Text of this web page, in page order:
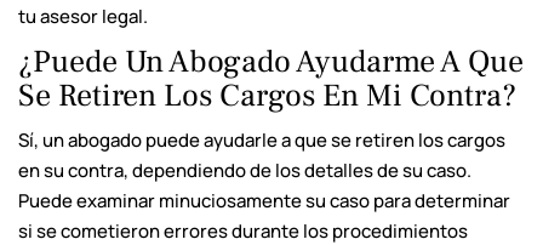
tu asesor legal.
¿Puede Un Abogado Ayudarme A Que
Se Retiren Los Cargos En Mi Contra?
Sí, un abogado puede ayudarle a que se retiren los cargos
en su contra, dependiendo de los detalles de su caso.
Puede examinar minuciosamente su caso para determinar
si se cometieron errores durante los procedimientos